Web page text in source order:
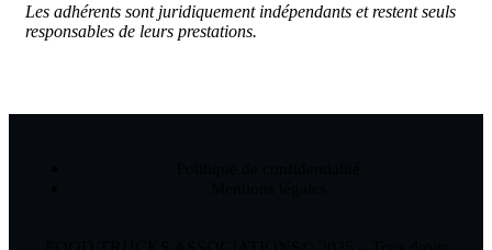
Les adhérents sont juridiquement indépendants et restent seuls
responsables de leurs prestations.